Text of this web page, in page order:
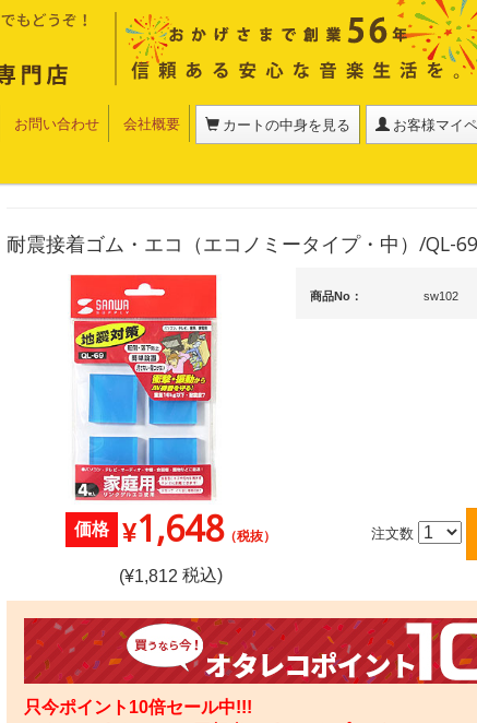
お問い合わせ 会社概要 カートの中身を見る お客様マイ
耐震接着ゴム・エコ（エコノミータイプ・中）/QL-69
商品No： sw102
価格 ¥1,648（税抜）
(¥1,812 税込)
注文数
只今ポイント10倍セール中!!!